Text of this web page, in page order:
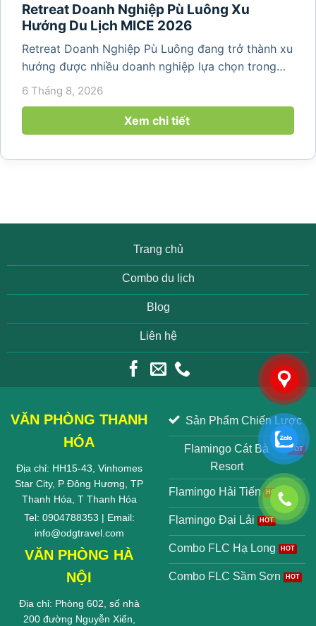
Retreat Doanh Nghiệp Pù Luông Xu
Hướng Du Lịch MICE 2026
Retreat Doanh Nghiệp Pù Luông đang trở thành xu
hướng được nhiều doanh nghiệp lựa chọn trong
năm 2026 khi nhu cầu kết hợp nghỉ dưỡng, hội
mang đến khoảng thời gian thư giãn...
6 Tháng 8, 2026
Xem chi tiết
Trang chủ
Combo du lịch
Blog
Liên hệ
VĂN PHÒNG THANH
HÓA
Địa chỉ: HH15-43, Vinhomes
Star City, P Đông Hương, TP
Thanh Hóa, T Thanh Hóa
Tel: 0904788353 | Email:
info@odgtravel.com
VĂN PHÒNG HÀ
NỘI
Địa chỉ: Phòng 602, số nhà
200 đường Nguyễn Xiển,
Sản Phẩm Chiến Lược
Flamingo Cát Bà
Resort
Flamingo Hải Tiến
Flamingo Đại Lải
Combo FLC Hạ Long
Combo FLC Sầm Sơn